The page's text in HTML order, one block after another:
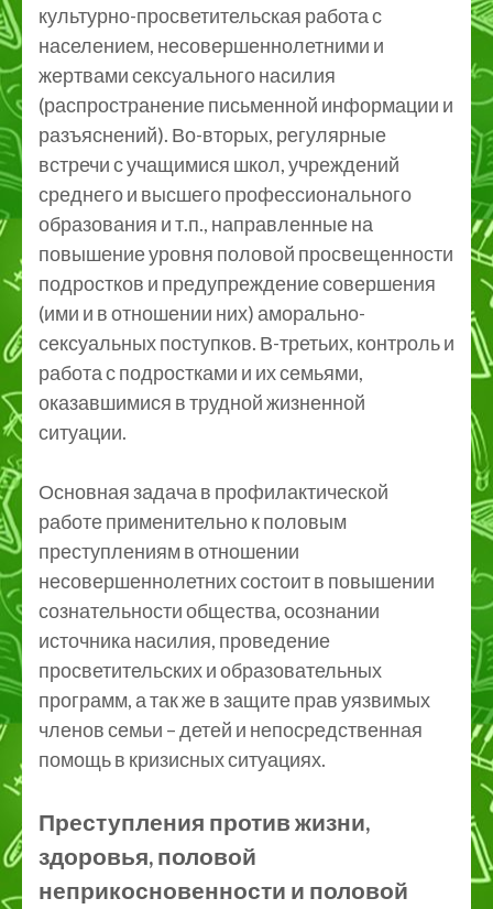
культурно-просветительская работа с
населением, несовершеннолетними и
жертвами сексуального насилия
(распространение письменной информации и
разъяснений). Во-вторых, регулярные
встречи с учащимися школ, учреждений
среднего и высшего профессионального
образования и т.п., направленные на
повышение уровня половой просвещенности
подростков и предупреждение совершения
(ими и в отношении них) аморально-
сексуальных поступков. В-третьих, контроль и
работа с подростками и их семьями,
оказавшимися в трудной жизненной
ситуации.
Основная задача в профилактической
работе применительно к половым
преступлениям в отношении
несовершеннолетних состоит в повышении
сознательности общества, осознании
источника насилия, проведение
просветительских и образовательных
программ, а так же в защите прав уязвимых
членов семьи – детей и непосредственная
помощь в кризисных ситуациях.
Преступления против жизни,
здоровья, половой
неприкосновенности и половой